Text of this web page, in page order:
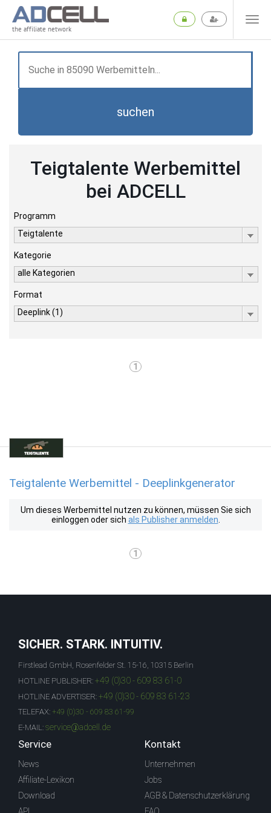
the affiliate network
suchen
Teigtalente Werbemittel
bei ADCELL
Programm
Teigtalente
Kategorie
alle Kategorien
Format
Deeplink (1)
1
Teigtalente Werbemittel - Deeplinkgenerator
Um dieses Werbemittel nutzen zu können, müssen Sie sich
einloggen oder sich als Publisher anmelden
1
SICHER. STARK. INTUITIV.
Firstlead GmbH, Rosenfelder St. 15-16, 10315 Berlin
HOTLINE PUBLISHER: +49 (0)30 - 609 83 61-0
HOTLINE ADVERTISER: +49 (0)30 - 609 83 61-23
TELEFAX: +49 (0)30 - 609 83 61-99
E-MAIL: service@adcell.de
Service
News
Affiliate-Lexikon
Download
Kontakt
Unternehmen
Jobs
AGB & Datenschutzerklärung